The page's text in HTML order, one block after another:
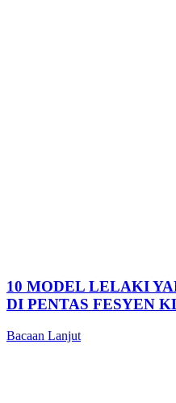
10 MODEL LELAKI
DI PENTAS FESYEN
Bacaan Lanjut